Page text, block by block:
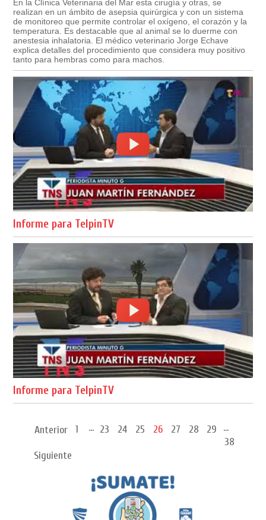
En la Clínica Veterinaria del Mar esta cirugía y otras, se
realizan en un ámbito de asepsia quirúrgica y con un sistema
de monitoreo que permite controlar el oxígeno, el corazón y la
temperatura. Es destacable que al animal se lo duerme con
anestesia inhalatoria. El médico veterinario Jorge Echave
explica detalles del procedimiento que considera muy positivo
tanto para hembras como para machos.
Informe para TelpinTV
Informe para TelpinTV
Anterior 1 ... 23 24 25 26 27 28 29
...
38
Siguiente